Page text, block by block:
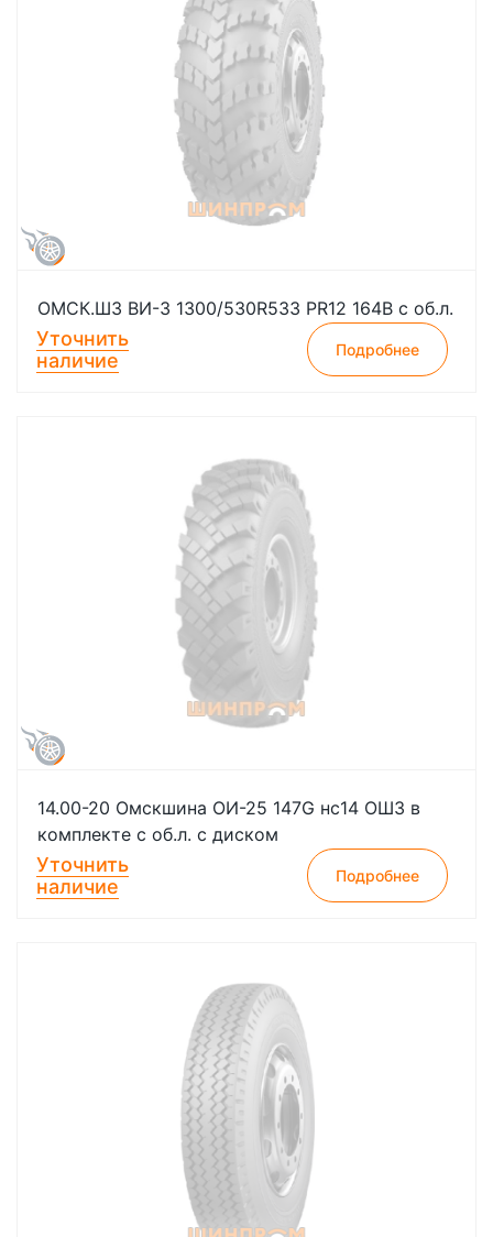
ОМСК.ШЗ ВИ-3 1300/530R533 PR12 164B с об.л.
Уточнить
наличие
Подробнее
14.00-20 Омскшина ОИ-25 147G нс14 ОШЗ в
комплекте с об.л. с диском
Уточнить
наличие
Подробнее